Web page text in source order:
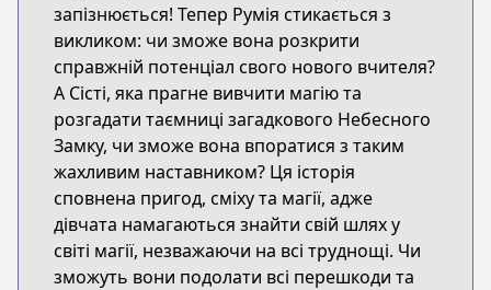
запізнюється! Тепер Румія стикається з
викликом: чи зможе вона розкрити
справжній потенціал свого нового вчителя?
А Сісті, яка прагне вивчити магію та
розгадати таємниці загадкового Небесного
Замку, чи зможе вона впоратися з таким
жахливим наставником? Ця історія
сповнена пригод, сміху та магії, адже
дівчата намагаються знайти свій шлях у
світі магії, незважаючи на всі труднощі. Чи
зможуть вони подолати всі перешкоди та